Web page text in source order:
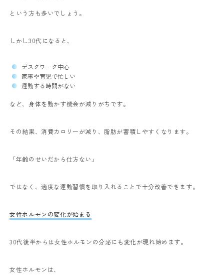
という方も多いでしょう。
しかし30代になると、
デスクワーク中心
家事や育児で忙しい
運動する時間がない
など、身体を動かす機会が減りがちです。
その結果、消費カロリーが減り、脂肪が蓄積しやすくなります。
「年齢のせいだから仕方ない」
ではなく、適度な運動習慣を取り入れることで十分改善できます。
女性ホルモンの変化が始まる
30代後半からは女性ホルモンの分泌にも変化が現れ始めます。
女性ホルモンは、